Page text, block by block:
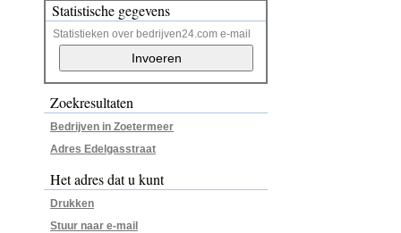
Statistische gegevens
Statistieken over bedrijven24.com e-mail
Zoekresultaten
Bedrijven in Zoetermeer
Adres Edelgasstraat
Het adres dat u kunt
Drukken
Stuur naar e-mail